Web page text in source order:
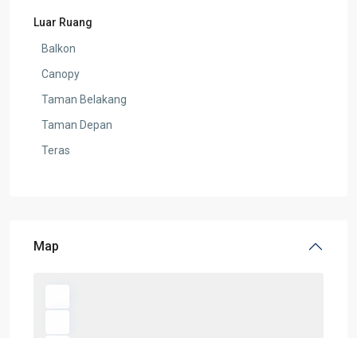
Luar Ruang
Balkon
Canopy
Taman Belakang
Taman Depan
Teras
Map